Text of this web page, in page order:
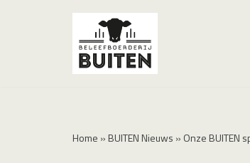
Home » BUITEN Nieuws » Onze BUITEN